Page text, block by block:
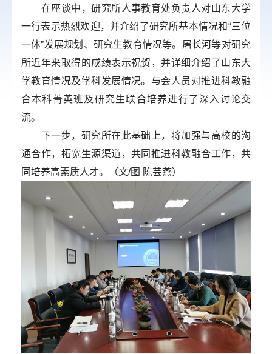
在座谈中，研究所人事教育处负责人对山东大学
一行表示热烈欢迎，并介绍了研究所基本情况和“三位
一体”发展规划、研究生教育情况等。屠长河等对研究
所近年来取得的成绩表示祝贺，并详细介绍了山东大
学教育情况及学科发展情况。与会人员对推进科教融
合本科菁英班及研究生联合培养进行了深入讨论交
流。
下一步，研究所在此基础上，将加强与高校的沟
通合作，拓宽生源渠道，共同推进科教融合工作，共
同培养高素质人才。（文/图 陈芸燕）